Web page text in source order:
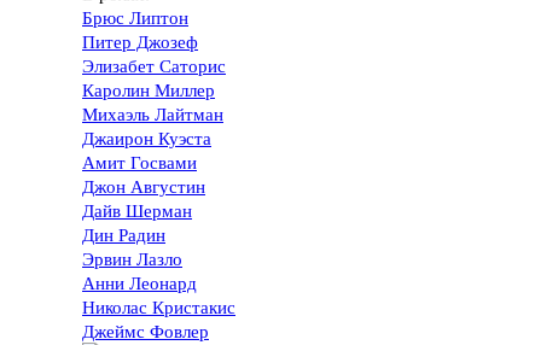
Брюс Липтон
Питер Джозеф
Элизабет Саторис
Каролин Миллер
Михаэль Лайтман
Джаирон Куэста
Амит Госвами
Джон Августин
Дайв Шерман
Дин Радин
Эрвин Лазло
Анни Леонард
Николас Кристакис
Джеймс Фовлер